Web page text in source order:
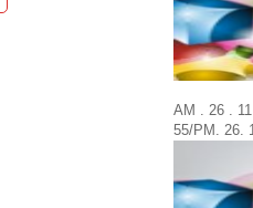
AM . 26 .
55/PM. 26.